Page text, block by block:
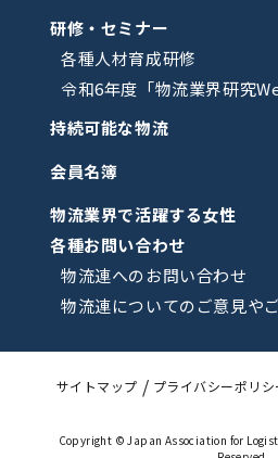
研修・セミナー
各種人材育成研修
令和6年度「物流業界研究
持続可能な物流
会員名簿
物流業界で活躍する女性
各種お問い合わせ
物流連へのお問い合わせ
物流連についてのご意見や
サイトマップ プライバシーポリシ
Copyright © Japan Association for